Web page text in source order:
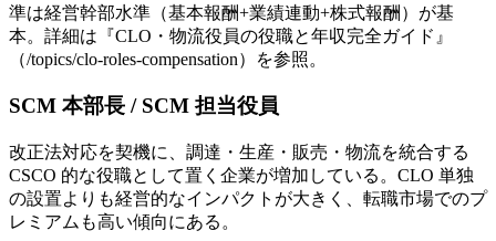
準は経営幹部水準（基本報酬+業績連動+株式報酬）が基
本。詳細は『CLO・物流役員の役職と年収完全ガイド』
（/topics/clo-roles-compensation）を参照。
SCM 本部長 / SCM 担当役員
改正法対応を契機に、調達・生産・販売・物流を統合する
CSCO 的な役職として置く企業が増加している。CLO 単独
の設置よりも経営的なインパクトが大きく、転職市場でのプ
レミアムも高い傾向にある。